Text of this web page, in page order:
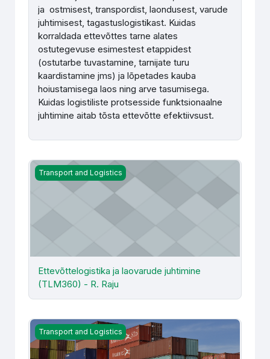
ja ostmisest, transpordist, laondusest, varude
juhtimisest, tagastuslogistikast. Kuidas
korraldada ettevõttes tarne alates
ostutegevuse esimestest etappidest
(ostutarbe tuvastamine, tarnijate turu
kaardistamine jms) ja lõpetades kauba
hoiustamisega laos ning arve tasumisega.
Kuidas logistiliste protsesside funktsionaalne
juhtimine aitab tõsta ettevõtte efektiivsust.
Ettevõttelogistika ja laovarude juhtimine (TLM360) - R.
Transport and Logistics
Ettevõttelogistika ja laovarude juhtimine
(TLM360) - R. Raju
Jätkusuutlik logistika 2025
Transport and Logistics